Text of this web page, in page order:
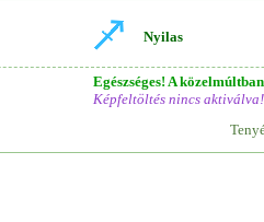
Nyilas
Egészséges! A
Képfeltöltés nincs aktiválva!